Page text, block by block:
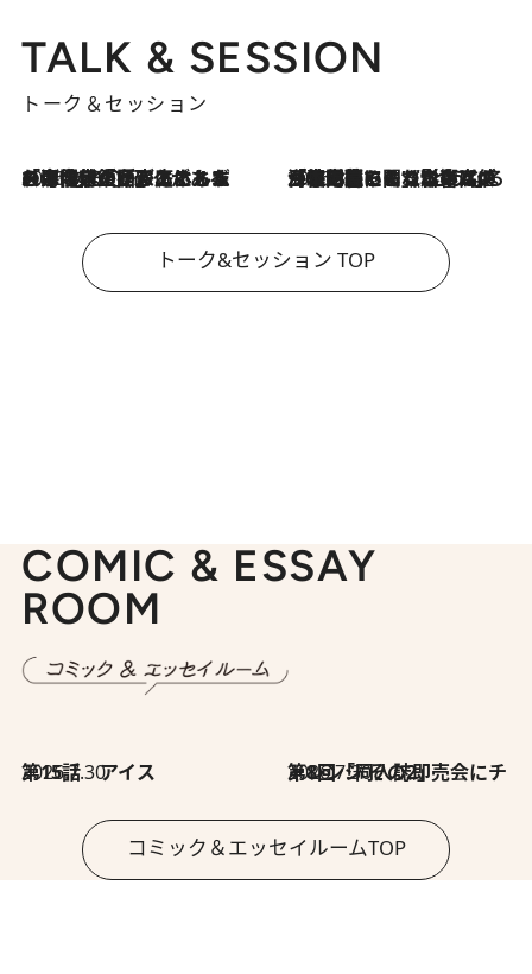
TALK & SESSION
トーク＆セッション
2026.8.3
「今後値上げがあるとすれば…」「リスクがあるのは今年の冬」エネルギー専門家が語る、ホルムズ海峡封鎖が家庭にもたらす“ある心配” 2026.8.3
「住宅建てられない…」「サーチャージ料の高値が続いている」ホルムズ海峡封鎖による影響はいつまで続く？《エネルギー専門家に聞く“どうなる日本の暮らし”》
トーク&セッション TOP
COMIC & ESSAY
ROOM
2026.7.30
第15話 アイス 2026.7.30
第8回「同人誌即売会にチャレンジ その2」
コミック＆エッセイルームTOP